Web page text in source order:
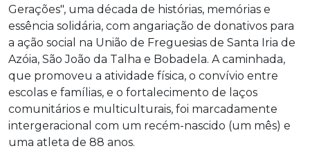
Gerações", uma década de histórias, memórias e
essência solidária, com angariação de donativos para
a ação social na União de Freguesias de Santa Iria de
Azóia, São João da Talha e Bobadela. A caminhada,
que promoveu a atividade física, o convívio entre
escolas e famílias, e o fortalecimento de laços
comunitários e multiculturais, foi marcadamente
intergeracional com um recém-nascido (um mês) e
uma atleta de 88 anos.